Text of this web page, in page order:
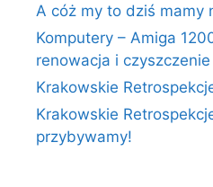
A cóż my to dziś mamy
Komputery – Amiga
renowacja i
Krakowskie
Krakowskie
przybywamy!